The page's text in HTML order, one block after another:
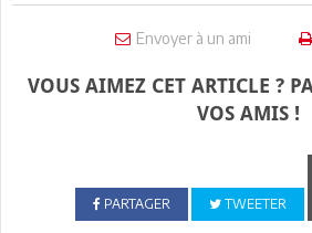
Envoyer à un ami
VOUS AIMEZ CET ARTICLE ?
VOS AMIS !
PARTAGER TWEETER